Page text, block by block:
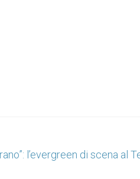
l’evergreen di scena al